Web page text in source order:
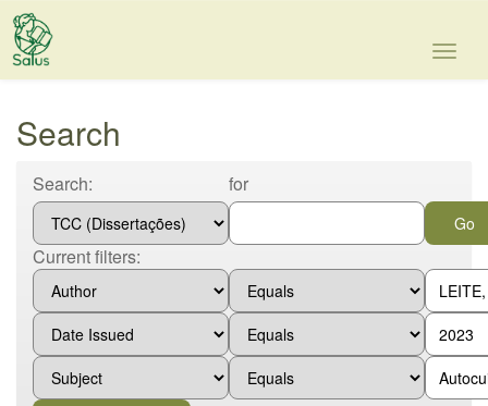
Skip
Search
Search: for
Current filters: